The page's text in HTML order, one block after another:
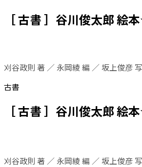
［ 古書 ］谷川俊太郎 絵
刈谷政則 著 ／ 永岡綾 編 ／ 坂上俊彦
古書
［ 古書 ］谷川俊太郎 絵
刈谷政則 著 ／ 永岡綾 編 ／ 坂上俊彦